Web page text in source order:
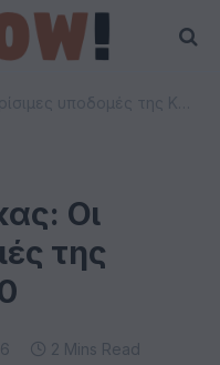
Οι
της
2 Mins Read